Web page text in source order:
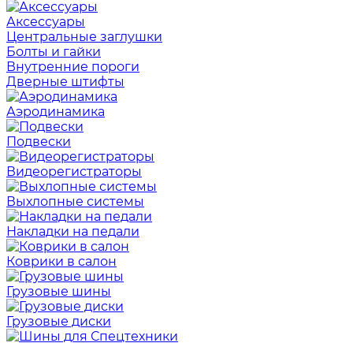
Аксессуары
Центральные заглушки
Болты и гайки
Внутренние пороги
Дверные штифты
Аэродинамика
Подвески
Видеорегистраторы
Выхлопные системы
Накладки на педали
Коврики в салон
Грузовые шины
Грузовые диски